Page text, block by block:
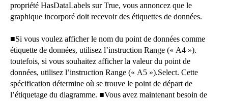
propriété HasDataLabels sur True, vous annoncez que le
graphique incorporé doit recevoir des étiquettes de données.
■Si vous voulez afficher le nom du point de données comme
étiquette de données, utilisez l’instruction Range (« A4 »).
toutefois, si vous souhaitez afficher la valeur du point de
données, utilisez l’instruction Range (« A5 »).Select. Cette
spécification détermine où se trouve le point de départ de
l’étiquetage du diagramme. ■Vous avez maintenant besoin de